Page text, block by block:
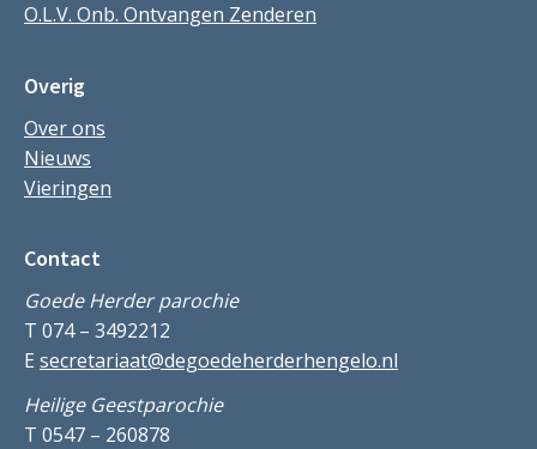
O.L.V. Onb. Ontvangen Zenderen
Overig
Over ons
Nieuws
Vieringen
Contact
Goede Herder parochie
T 074 – 3492212
E secretariaat@degoedeherderhengelo.nl
Heilige Geestparochie
T 0547 – 260878